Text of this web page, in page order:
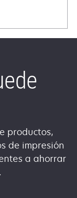
productos,
de impresión
a ahorrar